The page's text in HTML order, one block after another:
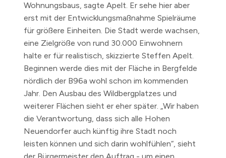
Wohnungsbaus, sagte Apelt. Er sehe hier aber
erst mit der Entwicklungsmaßnahme Spielräume
für größere Einheiten. Die Stadt werde wachsen,
eine Zielgröße von rund 30.000 Einwohnern
halte er für realistisch, skizzierte Steffen Apelt.
Beginnen werde dies mit der Fläche in Bergfelde
nördlich der B96a wohl schon im kommenden
Jahr. Den Ausbau des Wildbergplatzes und
weiterer Flächen sieht er eher später. „Wir haben
die Verantwortung, dass sich alle Hohen
Neuendorfer auch künftig ihre Stadt noch
leisten können und sich darin wohlfühlen“, sieht